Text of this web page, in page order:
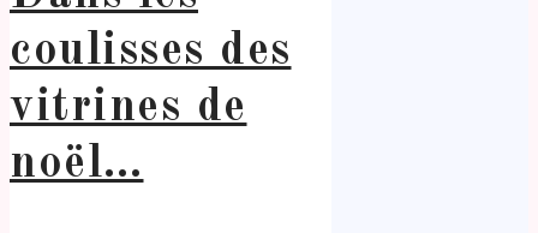
coulisses des
vitrines de
noël…